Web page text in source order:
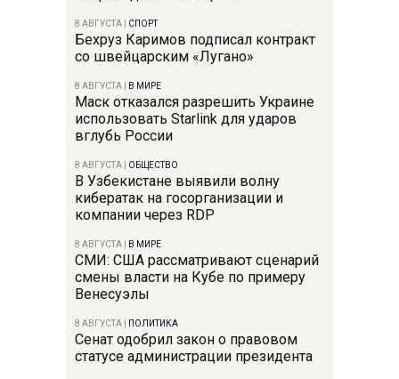
8 АВГУСТА СПОРТ
Бехруз Каримов подписал контракт
со швейцарским «Лугано»
8 АВГУСТА В МИРЕ
Маск отказался разрешить Украине
использовать Starlink для ударов
вглубь России
8 АВГУСТА ОБЩЕСТВО
В Узбекистане выявили волну
кибератак на госорганизации и
компании через RDP
8 АВГУСТА В МИРЕ
СМИ: США рассматривают сценарий
смены власти на Кубе по примеру
Венесуэлы
8 АВГУСТА ПОЛИТИКА
Сенат одобрил закон о правовом
статусе администрации президента